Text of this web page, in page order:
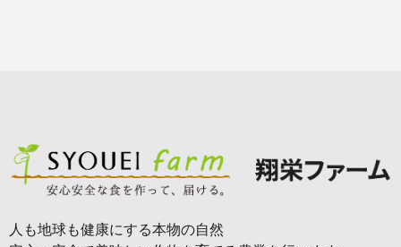
人も地球も健康にする本物の自然